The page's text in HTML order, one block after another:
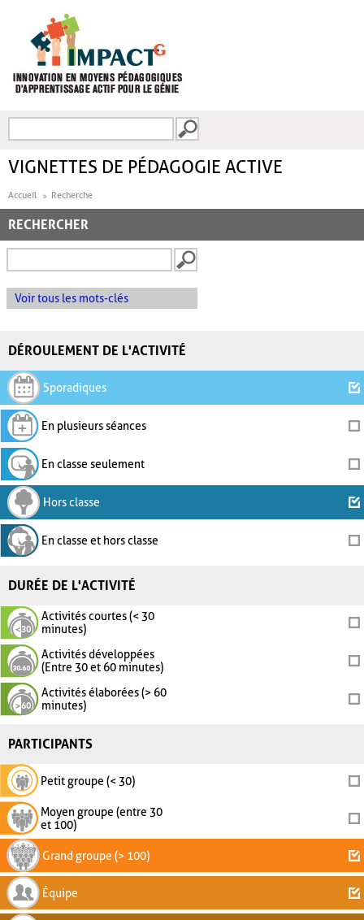
FORMULAIRE DE
VIGNETTES DE PÉDAGOGIE ACTIVE
Accueil Recherche
RECHERCHER
Voir tous les mots-clés
DÉROULEMENT DE L'ACTIVITÉ
Sporadiques
En plusieurs séances
En classe seulement
Hors classe
En classe et hors classe
DURÉE DE L'ACTIVITÉ
Activités courtes (< 30
minutes)
Activités développées
(Entre 30 et 60 minutes)
Activités élaborées (> 60
minutes)
PARTICIPANTS
Petit groupe (< 30)
Moyen groupe (entre 30
et 100)
Grand groupe (> 100)
Équipe